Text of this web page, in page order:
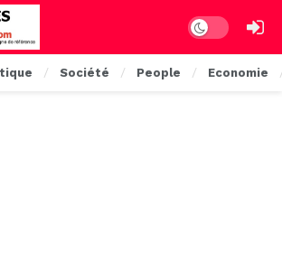
Dark mode
Société People Economie